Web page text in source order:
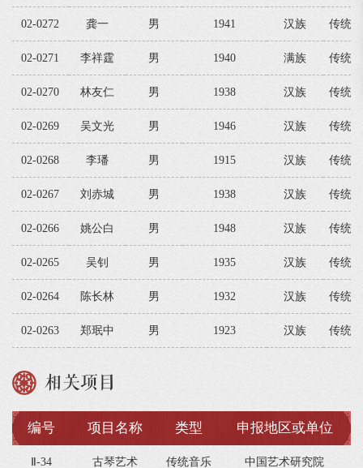
02-0272 龚一 男 1941 汉族 传统
02-0271 李祥霆 男 1940 满族 传统
02-0270 林友仁 男 1938 汉族 传统
02-0269 吴文光 男 1946 汉族 传统
02-0268 李璠 男 1915 汉族 传统
02-0267 刘赤城 男 1938 汉族 传统
02-0266 姚公白 男 1948 汉族 传统
02-0265 吴钊 男 1935 汉族 传统
02-0264 陈长林 男 1932 汉族 传统
02-0263 郑珉中 男 1923 汉族 传统
相关项目
编号 项目名称 类型 申报地区或单位
Ⅱ-34 古琴艺术 传统音乐 中国艺术研究院